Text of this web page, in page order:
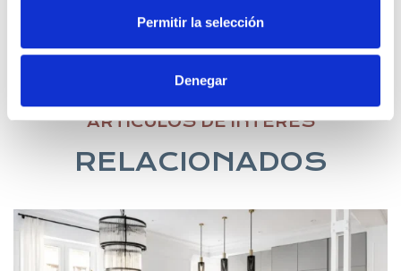
Permitir la selección
Denegar
ARTÍCULOS DE INTERÉS
RELACIONADOS